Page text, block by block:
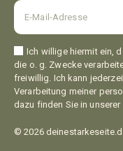
Ich willige hiermit ein,
die o. g. Zwecke
freiwillig. Ich kann
Verarbeitung meiner
dazu finden Sie in unserer
© 2026